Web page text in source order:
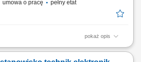
umowa o pracę pełny etat
pokaż opis
grona specjalistów IMGW-PIB na poszukiwane